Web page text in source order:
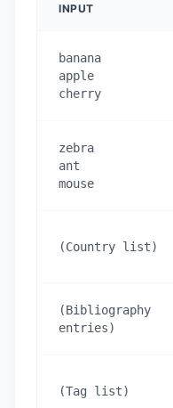
INPUT
banana
apple
cherry
zebra
ant
mouse
(Country list)
(Bibliography
entries)
(Tag list)